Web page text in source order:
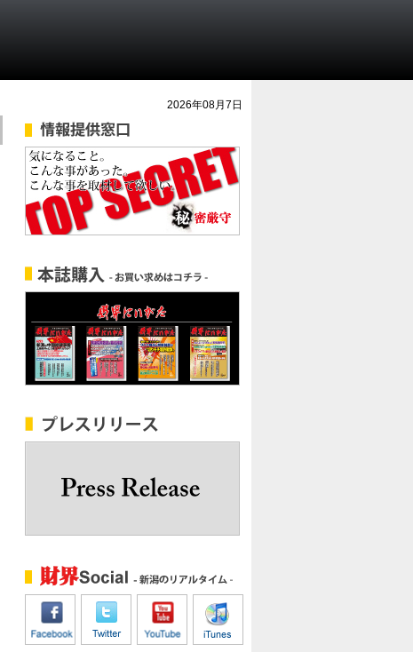
2026年08月7日